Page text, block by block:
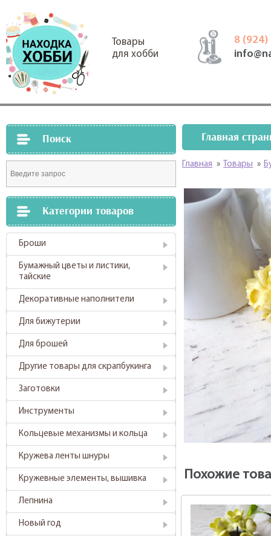
Товары
для хобби
8 (924)
Поиск
Категории товаров
Броши
Бумажный цветы и листики,
тайские
Декоративные наполнители
Для бижутерии
Для брошей
Другие товары для скрапбукинга
Заготовки
Инструменты
Кольцевые механизмы и кольца
Кружева ленты шнуры
Кружевные элементы, вышивка
Лепнина
Новый год
Главная
Главная » Товары »
Похожие